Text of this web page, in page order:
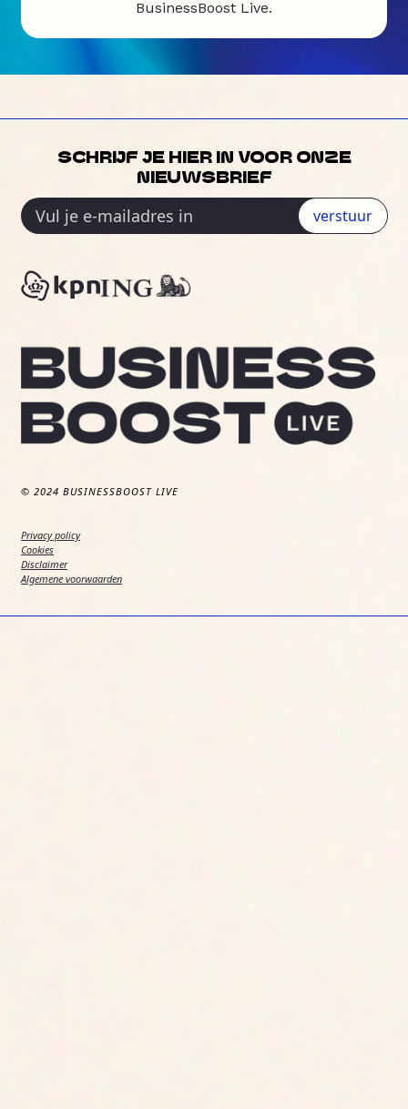
BusinessBoost Live.
© 2024 BUSINESSBOOST LIVE
Privacy policy
Cookies
Disclaimer
Algemene voorwaarden
SCHRIJF JE HIER IN VOOR ONZE
NIEUWSBRIEF
verstuur